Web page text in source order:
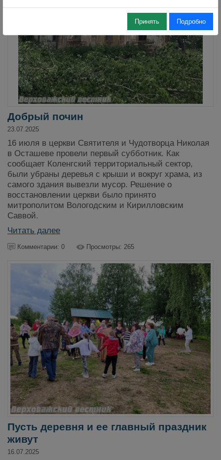
Добрый почин
23.07.2025
16 июля в церкви Святителя и Чудотворца Николая
в Осташеве провели первый субботник. Как
сообщает Коленгский территориальный сектор,
были убраны деревья с крыши и вокруг храма, из
самого здания вывезли мусор. Решение о
восстановлении церкви было принято
митрополитом Вологодским и Кирилловским
Саввой.
Читать далее
Комментарии: 0 Просмотры: 265
Пусть деревня и ее главный праздник
живут
16.07.2025
Принять Подробно